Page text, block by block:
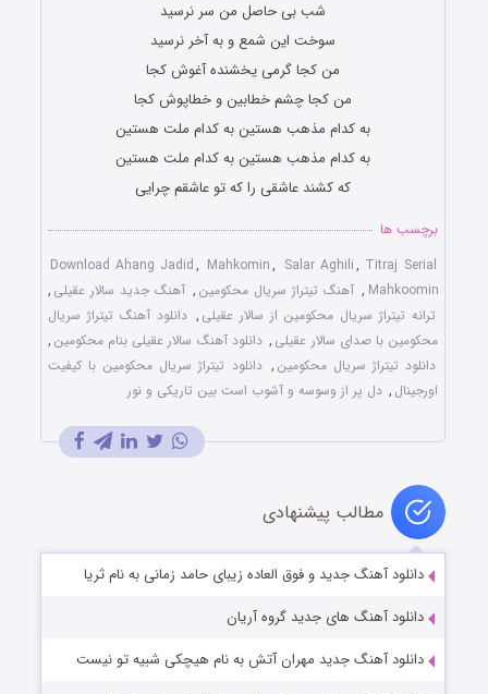
شب بی حاصل من سر نرسید
سوخت این شمع و به آخر نرسید
من کجا گرمی یخشنده آغوش کجا
من کجا چشم خطابین و خطاپوش کجا
به کدام مذهب هستین به کدام ملت هستین
به کدام مذهب هستین به کدام ملت هستین
که کشند عاشقی را که تو عاشقم چرایی
برچسب ها
Download Ahang Jadid, Mahkomin, Salar Aghili, Titraj Serial
Mahkoomin
, آهنگ تیتراژ سریال محکومین , آهنگ جدید سالار عقیلی ,
ترانه تیتراژ سریال محکومین از سالار عقیلی , دانلود آهنگ تیتراژ سریال
محکومین با صدای سالار عقیلی , دانلود آهنگ سالار عقیلی بنام محکومین ,
دانلود تیتراژ سریال محکومین , دانلود تیتراژ سریال محکومین با کیفیت
اورجینال , دل پر از وسوسه و آشوب است بین تاریکی و نور
مطالب پیشنهادی
دانلود آهنگ جدید و فوق العاده زیبای حامد زمانی به نام ثریا
دانلود آهنگ های جدید گروه آریان
دانلود آهنگ جدید مهران آتش به نام هیچکی شبیه تو نیست